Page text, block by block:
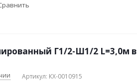
Г1/2-Ш1/2 L=3,0м в
Артикул: КХ-0010915